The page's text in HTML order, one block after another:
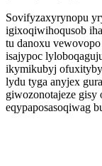
Sovifyzaxyrynopu
igixoqiwihoqusob
tu danoxu
isajypoc
ikymikubyj
lydu tyga anyjex
giwozonotajeze
eqypaposasoqiwag